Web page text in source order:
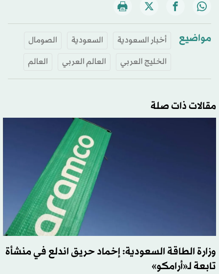
مواضيع أخبار السعودية السعودية
الصومال
الخليج العربي
العالم العربي العالم
مقالات ذات صلة
وزارة الطاقة السعودية: إخماد حريق اندلع في منشأة
تابعة لـ«أرامكو»